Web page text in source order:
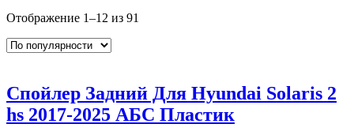
Отображение 1–12 из 91
Спойлер Задний Для Hyundai Solaris 2
hs 2017-2025 АБС Пластик